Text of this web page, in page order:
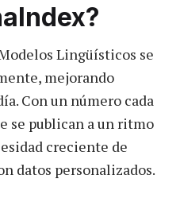
Lingüísticos se
mejorando
Con un número cada
se publican a un ritmo
creciente de
datos personalizados.